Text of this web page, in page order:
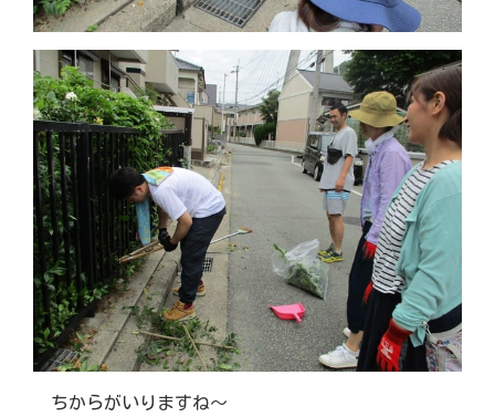
ちからがいりますね～